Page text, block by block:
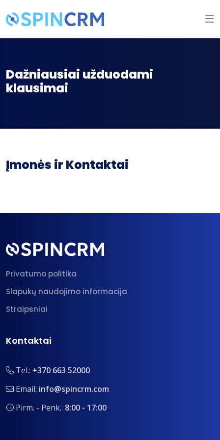
Dažniausiai užduodami
klausimai
Įmonės ir Kontaktai
Privatumo politika
Slapukų naudojimo informacija
Straipsniai
Kontaktai
Tel.: +370 663 52000
Email: info@spincrm.com
Pirm. - Penk.: 8:00 - 17:00